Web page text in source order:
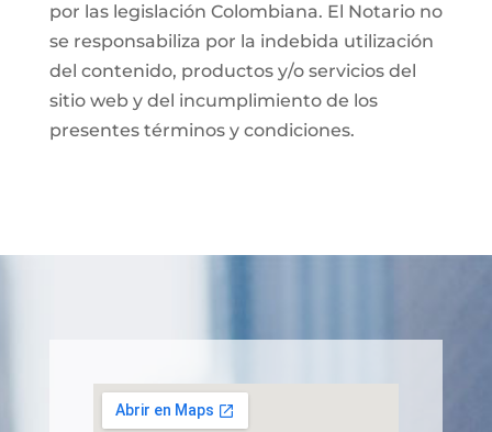
por las legislación Colombiana. El Notario no
se responsabiliza por la indebida utilización
del contenido, productos y/o servicios del
sitio web y del incumplimiento de los
presentes términos y condiciones.